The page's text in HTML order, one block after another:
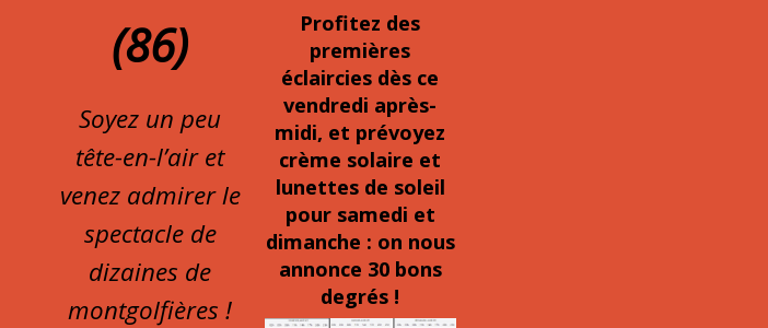
(86)
Soyez un peu
tête-en-l’air et
venez admirer le
spectacle de
dizaines de
montgolfières !
Profitez des
premières
éclaircies dès ce
vendredi après-
midi, et prévoyez
crème solaire et
lunettes de soleil
pour samedi et
dimanche : on nous
annonce 30 bons
degrés !